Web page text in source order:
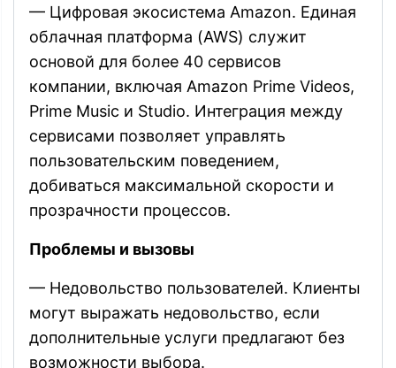
— Цифровая экосистема Amazon. Единая
облачная платформа (AWS) служит
основой для более 40 сервисов
компании, включая Amazon Prime Videos,
Prime Music и Studio. Интеграция между
сервисами позволяет управлять
пользовательским поведением,
добиваться максимальной скорости и
прозрачности процессов.
Проблемы и вызовы
— Недовольство пользователей. Клиенты
могут выражать недовольство, если
дополнительные услуги предлагают без
возможности выбора.